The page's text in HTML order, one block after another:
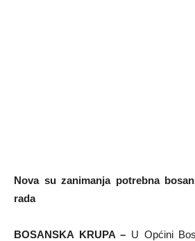
Nova su zanimanja potrebna
rada
BOSANSKA KRUPA – U Općini